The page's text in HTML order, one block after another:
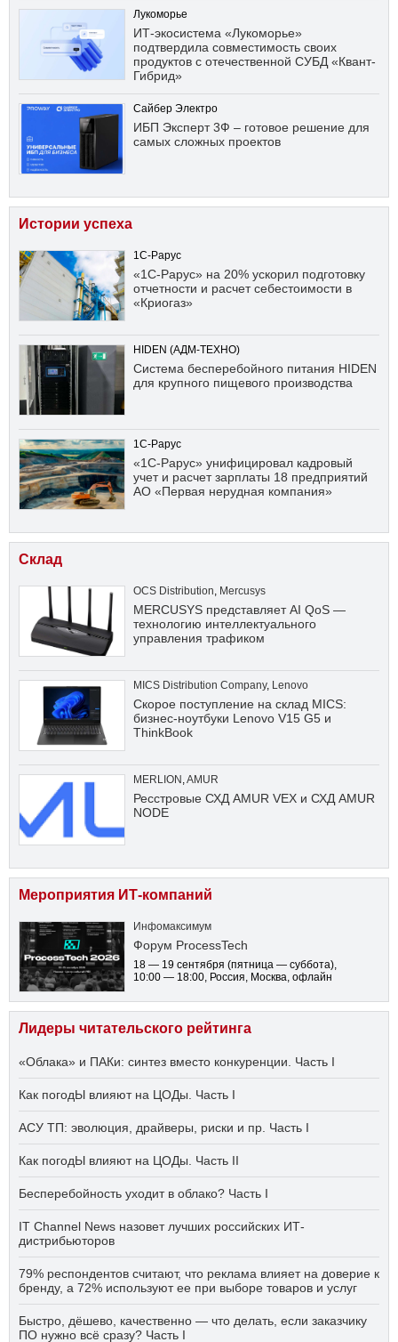
Лукоморье
ИТ-экосистема «Лукоморье»
подтвердила совместимость своих
продуктов с отечественной СУБД «Квант-
Гибрид»
Сайбер Электро
ИБП Эксперт 3Ф – готовое решение для
самых сложных проектов
Истории успеха
1С-Рарус
«1С-Рарус» на 20% ускорил подготовку
отчетности и расчет себестоимости в
«Криогаз»
HIDEN (АДМ-ТЕХНО)
Система бесперебойного питания HIDEN
для крупного пищевого производства
1С-Рарус
«1С-Рарус» унифицировал кадровый
учет и расчет зарплаты 18 предприятий
АО «Первая нерудная компания»
Склад
OCS Distribution, Mercusys
MERCUSYS представляет AI QoS —
технологию интеллектуального
управления трафиком
MICS Distribution Company, Lenovo
Скорое поступление на склад MICS:
бизнес-ноутбуки Lenovo V15 G5 и
ThinkBook
MERLION ,AMUR
Ресстровые СХД AMUR VEX и СХД AMUR
NODE
Мероприятия ИТ-компаний
Инфомаксимум
Форум ProcessTech
18 — 19 сентября (пятница — суббота),
10:00 — 18:00, Россия, Москва, офлайн
Лидеры читательского рейтинга
«Облака» и ПАКи: синтез вместо конкуренции. Часть I
Как погодЫ влияют на ЦОДы. Часть I
АСУ ТП: эволюция, драйверы, риски и пр. Часть I
Как погодЫ влияют на ЦОДы. Часть II
Бесперебойность уходит в облако? Часть I
IT Channel News назовет лучших российских ИТ-
дистрибьюторов
79% респондентов считают, что реклама влияет на доверие к
бренду, а 72% используют ее при выборе товаров и услуг
Быстро, дёшево, качественно — что делать, если заказчику
ПО нужно всё сразу? Часть I